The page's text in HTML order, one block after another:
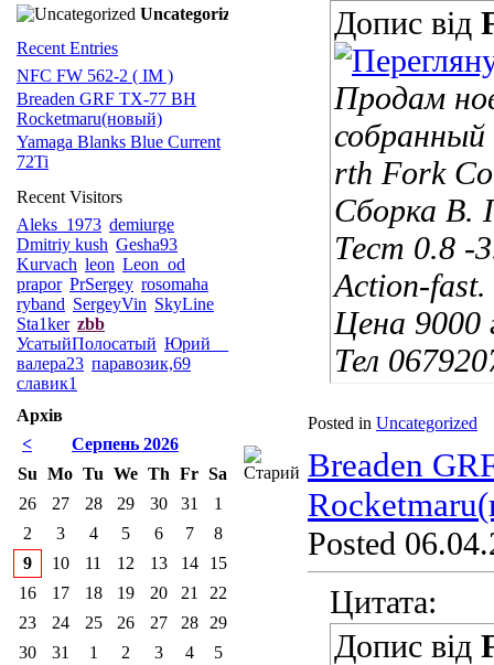
Допис від
Продам
собранный
rth Fork
Сборка В.
Тест 0.8 -
Action-
Цена 9000
Тел
Posted in Uncategorized
Breaden
Posted
Цитата:
Допис від
Uncategorized
Recent Entries
NFC FW 562-2 ( IM )
Breaden GRF TX-77 BH
Rocketmaru(новый)
Yamaga Blanks Blue Current
72Ti
Recent Visitors
Aleks_1973 demiurge
Dmitriy kush Gesha93
Kurvach leon Leon_od
prapor PrSergey rosomaha
ryband SergeyVin SkyLine
Sta1ker zbb
УсатыйПолосатый Юрий__
валера23 паравозик,69
славик1
Архів
<
Серпень 2026
Su Mo Tu We Th Fr Sa
26
27 28 29 30 31
1
2
3 4 5 6 7
8
9
10 11 12 13 14
15
16
17 18 19 20 21
22
23
24 25 26 27 28
29
30
31 1 2 3 4 5